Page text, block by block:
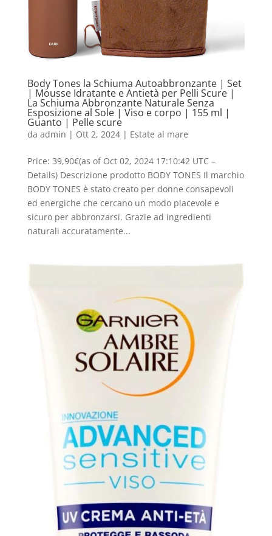
Body Tones la Schiuma Autoabbronzante | Set
| Mousse Idratante e Antietà per Pelli Scure |
La Schiuma Abbronzante Naturale Senza
Esposizione al Sole | Viso e corpo | 155 ml |
Guanto | Pelle scure
da admin | Ott 2, 2024| Estate al mare
Price: 39,90€(as of Oct 02, 2024 17:10:42 UTC –
Details) Descrizione prodotto BODY TONES Il marchio
BODY TONES è stato creato per donne consapevoli
ed energiche che cercano un modo piacevole e
sicuro per abbronzarsi. Grazie ad ingredienti
naturali accuratamente...